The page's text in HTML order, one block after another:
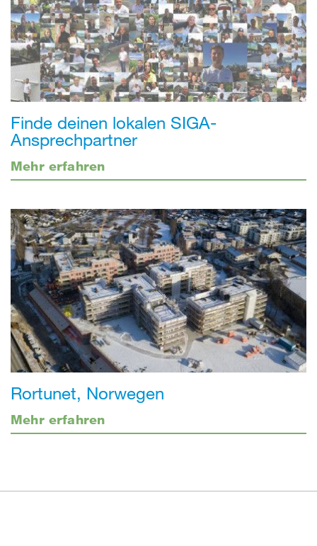
Finde deinen lokalen SIGA-
Ansprechpartner
Mehr erfahren
Rortunet, Norwegen
Mehr erfahren